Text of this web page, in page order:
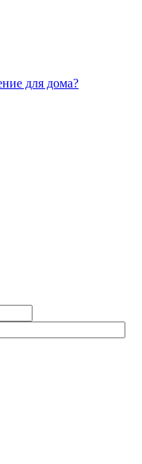
для дома?